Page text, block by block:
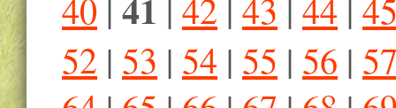
40 | | 42 | 43 | 44 |
52 | 53 | 54 | 55 | 56 |